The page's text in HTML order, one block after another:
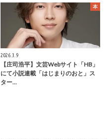
本
2026.3.9
【庄司浩平】文芸Webサイト「HB」
にて小説連載「はじまりのおと」ス
ター…